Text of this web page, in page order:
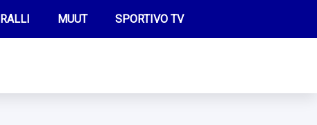
RALLI MUUT SPORTIVO TV